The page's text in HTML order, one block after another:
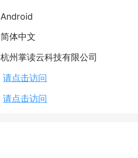
Android
简体中文
杭州掌读云科技有限公司
请点击访问
请点击访问